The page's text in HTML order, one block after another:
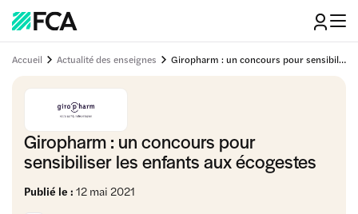
Accueil Actualité des enseignes Giropharm : un concours pour sensibiliser les enfants aux écogestes
Giropharm : un concours pour
sensibiliser les enfants aux écogestes
Publié le : 12 mai 2021